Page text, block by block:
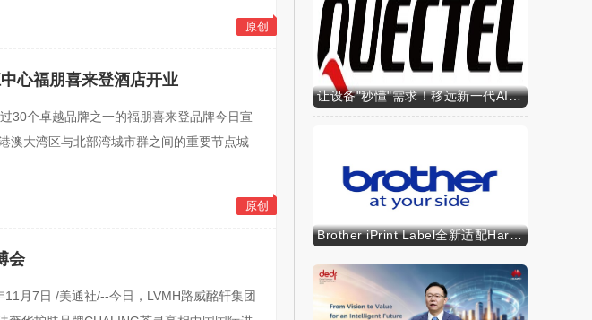
原创
心福朋喜来登酒店开业
30个卓越品牌之一的福朋喜来登品牌今日宣
澳大湾区与北部湾城市群之间的重要节点城
原创
会
月7日 /美通社/--今日，LVMH路威酩轩集团
让设备"秒懂"需求！移远新一代AI算力智能模组SH603FC硬核来袭
Brother iPrint Label全新适配HarmonyOS NEXT，标识标记体验再升级